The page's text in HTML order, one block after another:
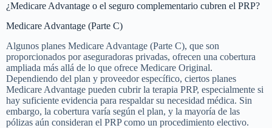
¿Medicare Advantage o el seguro complementario cubren el PRP?
Medicare Advantage (Parte C)
Algunos planes Medicare Advantage (Parte C), que son
proporcionados por aseguradoras privadas, ofrecen una cobertura
ampliada más allá de lo que ofrece Medicare Original.
Dependiendo del plan y proveedor específico, ciertos planes
Medicare Advantage pueden cubrir la terapia PRP, especialmente si
hay suficiente evidencia para respaldar su necesidad médica. Sin
embargo, la cobertura varía según el plan, y la mayoría de las
pólizas aún consideran el PRP como un procedimiento electivo.